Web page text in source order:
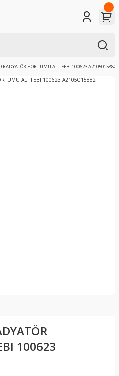
RADYATÖR HORTUMU ALT FEBI 100623 A2105015882
100623